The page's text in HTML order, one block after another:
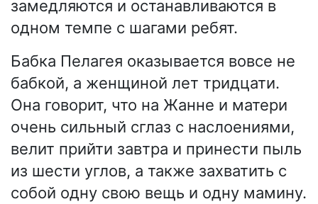
замедляются и останавливаются в
одном темпе с шагами ребят.
Бабка Пелагея оказывается вовсе не
бабкой, а женщиной лет тридцати.
Она говорит, что на Жанне и матери
очень сильный сглаз с наслоениями,
велит прийти завтра и принести пыль
из шести углов, а также захватить с
собой одну свою вещь и одну мамину.